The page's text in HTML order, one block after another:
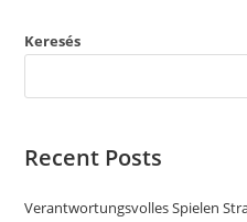
Keresés
Recent Posts
Verantwortungsvolles Spielen